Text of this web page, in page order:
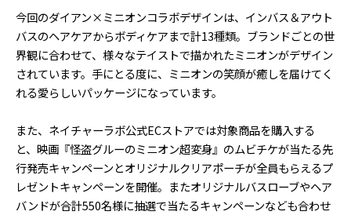
今回のダイアン×ミニオンコラボデザインは、インバス＆アウト
バスのヘアケアからボディケアまで計13種類。ブランドごとの世
界観に合わせて、様々なテイストで描かれたミニオンがデザイン
されています。手にとる度に、ミニオンの笑顔が癒しを届けてく
れる愛らしいパッケージになっています。
また、ネイチャーラボ公式ECストアでは対象商品を購入する
と、映画『怪盗グルーのミニオン超変身』のムビチケが当たる先
行発売キャンペーンとオリジナルクリアポーチが全員もらえるプ
レゼントキャンペーンを開催。またオリジナルバスローブやヘア
バンドが合計550名様に抽選で当たるキャンペーンなども合わせ